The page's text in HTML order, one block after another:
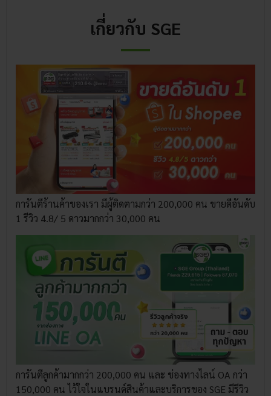
เกี่ยวกับ SGE
การันตีร้านค้าของเรา มีผู้ติดตามกว่า 200,000 คน ขายดีอันดับ
1 รีวิว 4.8/ 5 ดาวมากกว่า 30,000 คน
การันตีลูกค้ามากกว่า 200,000 คน และ ช่องทางไลน์ OA กว่า
150,000 คน ไว้ใจในแบรนด์สินค้าและบริการของ SGE มีรีวิว